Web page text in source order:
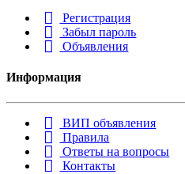
Регистрация
Забыл пароль
Объявления
Информация
ВИП объявления
Правила
Ответы на вопросы
Контакты